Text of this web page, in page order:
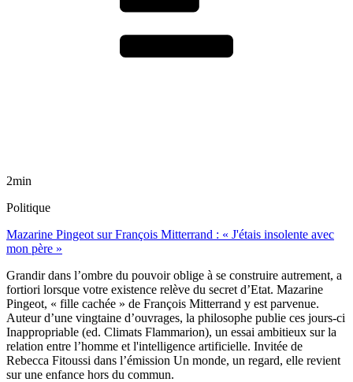
2min
Politique
Mazarine Pingeot sur François Mitterrand : « J'étais insolente avec
mon père »
Grandir dans l’ombre du pouvoir oblige à se construire autrement, a
fortiori lorsque votre existence relève du secret d’Etat. Mazarine
Pingeot, « fille cachée » de François Mitterrand y est parvenue.
Auteur d’une vingtaine d’ouvrages, la philosophe publie ces jours-ci
Inappropriable (ed. Climats Flammarion), un essai ambitieux sur la
relation entre l’homme et l'intelligence artificielle. Invitée de
Rebecca Fitoussi dans l’émission Un monde, un regard, elle revient
sur une enfance hors du commun.